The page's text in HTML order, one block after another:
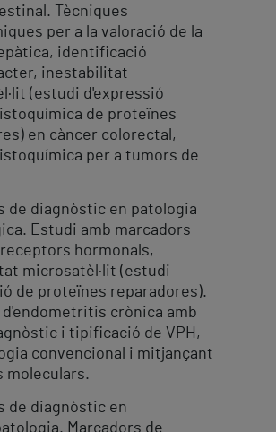
Tècniques
per a la valoració de la
identificació
inestabilitat
(estudi d'expressió
de proteïnes
en càncer colorectal,
per a tumors de
de diagnòstic en patologia
Estudi amb marcadors
receptors hormonals,
microsatèl·lit (estudi
de proteïnes reparadores).
d'endometritis crònica amb
i tipificació de VPH,
convencional i mitjançant
moleculars.
de diagnòstic en
Marcadors de